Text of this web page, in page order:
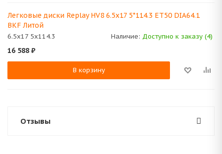
Легковые диски Replay HV8 6.5x17 5*114.3 ET50 DIA64.1
BKF Литой
6.5x17 5x114.3 Наличие: Доступно к заказу (4)
16 588 ₽
В корзину
Отзывы